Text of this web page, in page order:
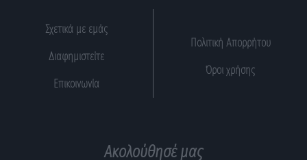
Σχετικά με εμάς
Διαφημιστείτε
Επικοινωνία
Πολιτική Απορρήτου
Όροι χρήσης
Ακολούθησέ μας